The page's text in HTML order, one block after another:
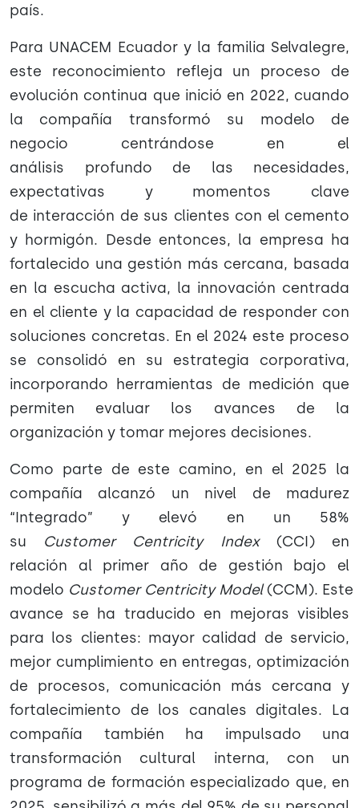
país.
Para UNACEM Ecuador y la familia Selvalegre,
este reconocimiento refleja un proceso de
evolución continua que inició en 2022, cuando
la compañía transformó su modelo de
negocio centrándose en el
análisis profundo de las necesidades,
expectativas y momentos clave
de interacción de sus clientes con el cemento
y hormigón. Desde entonces, la empresa ha
fortalecido una gestión más cercana, basada
en la escucha activa, la innovación centrada
en el cliente y la capacidad de responder con
soluciones concretas. En el 2024 este proceso
se consolidó en su estrategia corporativa,
incorporando herramientas de medición que
permiten evaluar los avances de la
organización y tomar mejores decisiones.
Como parte de este camino, en el 2025 la
compañía alcanzó un nivel de madurez
“Integrado” y elevó en un 58%
su Customer Centricity Index(CCI) en
relación al primer año de gestión bajo el
modelo Customer Centricity Model(CCM). Este
avance se ha traducido en mejoras visibles
para los clientes: mayor calidad de servicio,
mejor cumplimiento en entregas, optimización
de procesos, comunicación más cercana y
fortalecimiento de los canales digitales. La
compañía también ha impulsado una
transformación cultural interna, con un
programa de formación especializado que, en